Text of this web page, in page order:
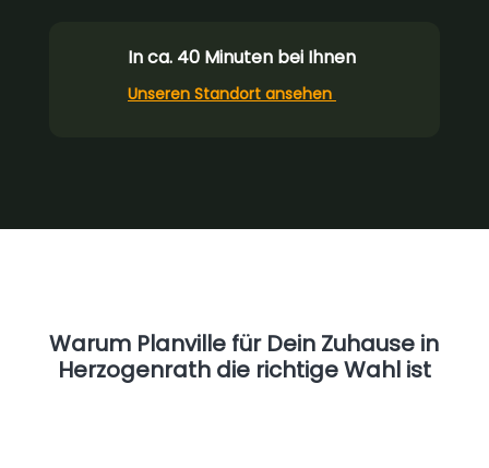
In ca. 40 Minuten bei Ihnen
Unseren Standort ansehen
Warum Planville für Dein Zuhause in
Herzogenrath die richtige Wahl ist